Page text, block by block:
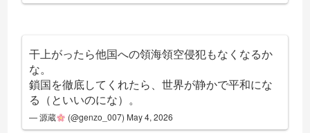
干上がったら他国への領海領空侵犯もなくなるか
な。
鎖国を徹底してくれたら、世界が静かで平和にな
る（といいのにな）。
— 源蔵 (@genzo_007) May 4, 2026